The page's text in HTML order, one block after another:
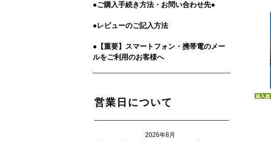
●ご購入手続き方法・お問い合わせ先●
●レビューのご記入方法
●【重要】スマートフォン・携帯電のメー
ルをご利用のお客様へ
営業日について
2026年8月